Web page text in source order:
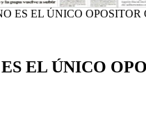
ES EL ÚNICO
EL ÚNICO